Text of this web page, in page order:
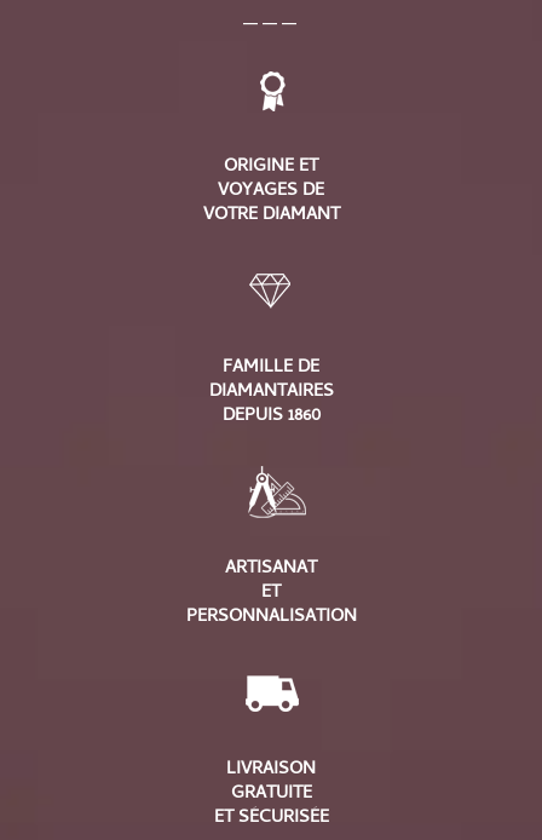
ORIGINE ET
VOYAGES DE
VOTRE DIAMANT
FAMILLE DE
DIAMANTAIRES
DEPUIS 1860
ARTISANAT
ET
PERSONNALISATION
LIVRAISON
GRATUITE
ET SÉCURISÉE